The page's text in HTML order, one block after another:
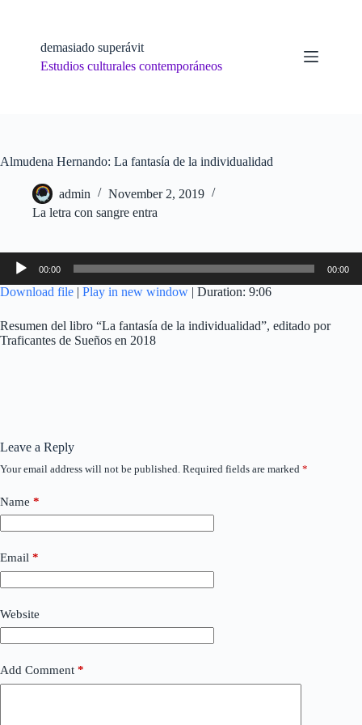
demasiado superávit
Estudios culturales contemporáneos
Almudena Hernando: La fantasía de la individualidad
admin
November 2, 2019
La letra con sangre entra
Audio
Player
00:00 00:00
Download file | Play in new window | Duration: 9:06
Resumen del libro “La fantasía de la individualidad”, editado por
Traficantes de Sueños en 2018
Leave a Reply
Your email address will not be published. Required fields are marked *
Name *
Email *
Website
Add Comment *